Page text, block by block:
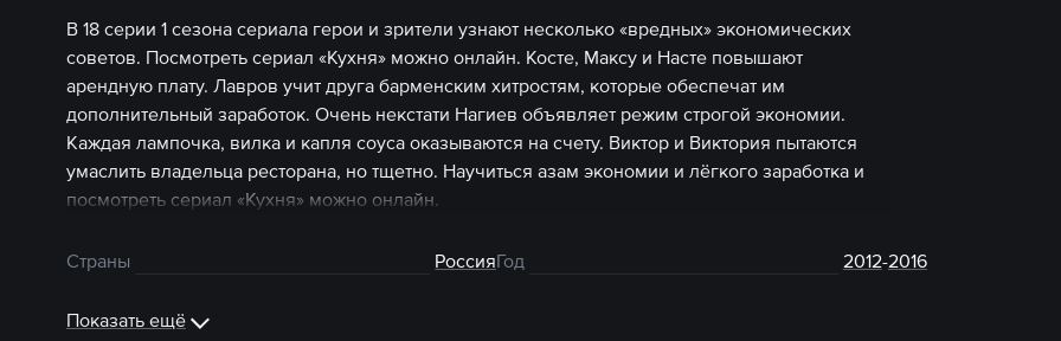
В 18 серии 1 сезона сериала герои и зрители узнают несколько «вредных» экономических
советов. Посмотреть сериал «Кухня» можно онлайн. Косте, Максу и Насте повышают
арендную плату. Лавров учит друга барменским хитростям, которые обеспечат им
дополнительный заработок. Очень некстати Нагиев объявляет режим строгой экономии.
Каждая лампочка, вилка и капля соуса оказываются на счету. Виктор и Виктория пытаются
умаслить владельца ресторана, но тщетно. Научиться азам экономии и лёгкого заработка и
посмотреть сериал «Кухня» можно онлайн.
Страны РоссияГод 2012-2016
Показать ещё